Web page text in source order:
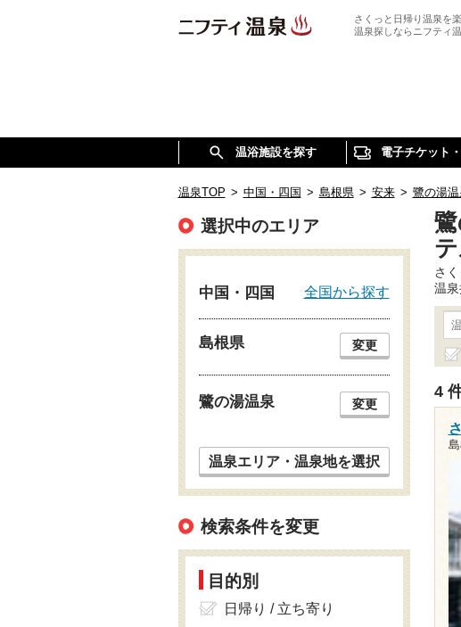
さくっと日帰り温泉を
温泉探しならニフティ
温浴施設を探す 電子チケット
温泉TOP > 中国・四国 > 島根県 > 安来 > 鷺の湯
さ
温
4
選択中のエリア
中国・四国 全国から探す
島根県 変更
鷺の湯温泉 変更
温泉エリア・温泉地を選択
検索条件を変更
目的別
日帰り / 立ち寄り